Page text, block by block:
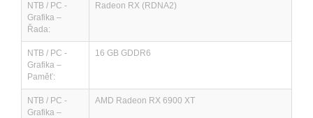
NTB / PC -
Grafika –
Řada:
Radeon RX (RDNA2)
NTB / PC -
Grafika –
Paměť:
16 GB GDDR6
NTB / PC -
Grafika –
AMD Radeon RX 6900 XT